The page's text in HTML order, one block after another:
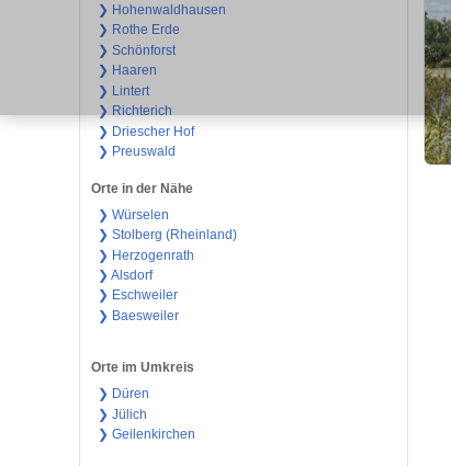
❯ Hohenwaldhausen
❯ Rothe Erde
❯ Schönforst
❯ Haaren
❯ Lintert
❯ Richterich
❯ Driescher Hof
❯ Preuswald
Orte in der Nähe
❯ Würselen
❯ Stolberg (Rheinland)
❯ Herzogenrath
❯ Alsdorf
❯ Eschweiler
❯ Baesweiler
Orte im Umkreis
❯ Düren
❯ Jülich
❯ Geilenkirchen